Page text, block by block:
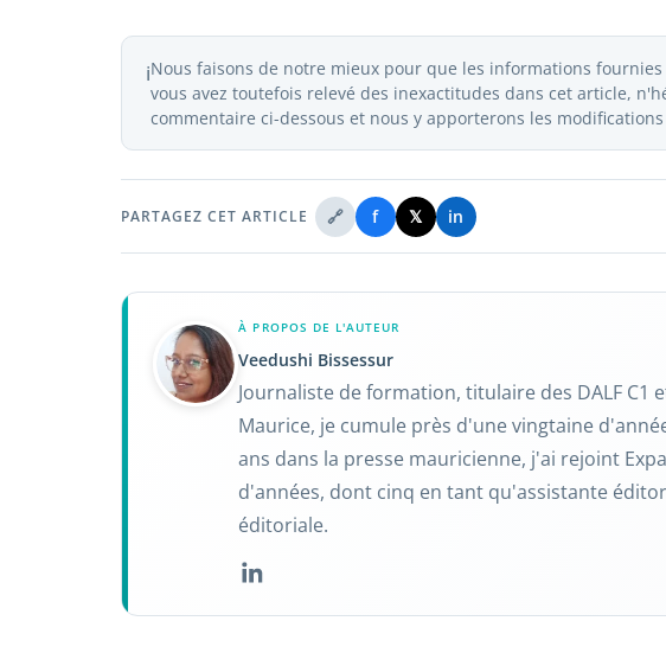
ℹ️Nous faisons de notre mieux pour que les informations
vous avez toutefois relevé des inexactitudes dans cet article,
commentaire ci-dessous et nous y apporterons les
PARTAGEZ CET ARTICLE 🔗 f 𝕏 in
À PROPOS DE L'AUTEUR
Veedushi Bissessur
Journaliste de formation, titulaire des DALF C1
Maurice, je cumule près d'une vingtaine
ans dans la presse mauricienne, j'ai rejoint
d'années, dont cinq en tant qu'assistante
éditoriale.